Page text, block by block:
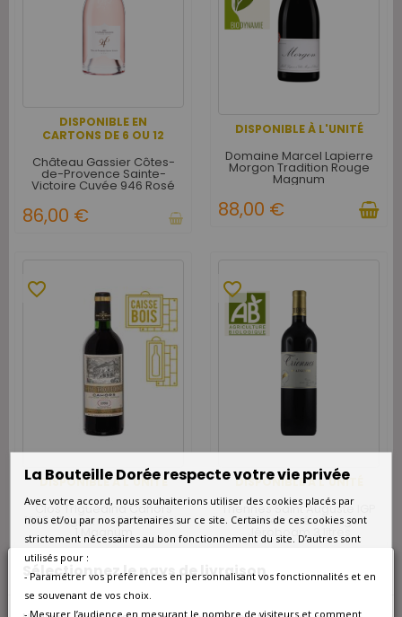
Sélectionnez le pays de livraison
DISPONIBLE EN
CARTONS DE 6 OU 12
Château Gassier Côtes-
de-Provence Sainte-
Victoire Cuvée 946 Rosé
86,00 €
DISPONIBLE À L'UNITÉ
Domaine Marcel Lapierre
Morgon Tradition Rouge
Magnum
88,00 €
DISPONIBLE À L'UNITÉ
favorite_border
Clos Triguedina Cahors
1993 Magnum - Coffret Bois
1 Magnum
90,00 €
DISPONIBLE À L'UNITÉ
favorite_border
Triennes Saint Auguste IGP
Méditerranée Rouge
Jéroboam 3 litres
La Bouteille Dorée respecte votre vie privée
Avec votre accord, nous souhaiterions utiliser des cookies placés par
nous et/ou par nos partenaires sur ce site. Certains de ces cookies sont
strictement nécessaires au bon fonctionnement du site. D’autres sont
utilisés pour :
- Paramétrer vos préférences en personnalisant vos fonctionnalités et en
se souvenant de vos choix.
- Mesurer l’audience en mesurant le nombre de visiteurs et comment